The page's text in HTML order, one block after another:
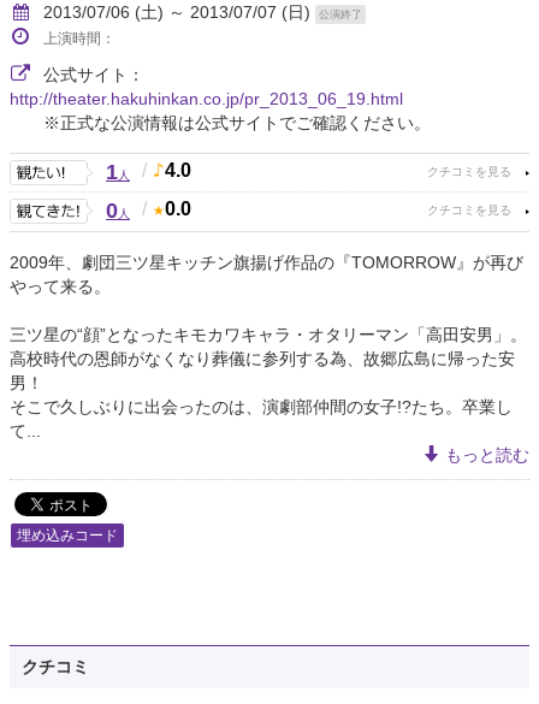
2013/07/06 (土) ～ 2013/07/07 (日) 公演終了
上演時間：
公式サイト：
http://theater.hakuhinkan.co.jp/pr_2013_06_19.html
※正式な公演情報は公式サイトでご確認ください。
1人 / 4.0
0人 / 0.0
2009年、劇団三ツ星キッチン旗揚げ作品の『TOMORROW』が再び
やって来る。
三ツ星の“顔”となったキモカワキャラ・オタリーマン「高田安男」。
高校時代の恩師がなくなり葬儀に参列する為、故郷広島に帰った安
男！
そこで久しぶりに出会ったのは、演劇部仲間の女子!?たち。卒業し
て...
もっと読む
埋め込みコード
クチコミ